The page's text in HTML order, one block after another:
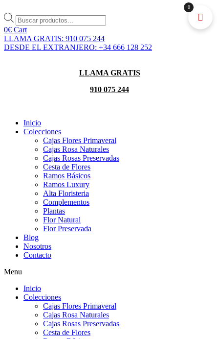
al
contenido
Búsqueda
de
productos
0€ Cart
LLAMA GRATIS: 910 075 244
DESDE EL EXTRANJERO: +34 666 128 252
LLAMA GRATIS
910 075 244
Inicio
Colecciones
Cajas Flores Primaveral
Cajas Rosa Naturales
Cajas Rosas Preservadas
Cesta de Flores
Ramos Básicos
Ramos Luxury
Alta Floristeria
Complementos
Plantas
Flor Natural
Flor Preservada
Blog
Nosotros
Contacto
Menu
Inicio
Colecciones
Cajas Flores Primaveral
Cajas Rosa Naturales
Cajas Rosas Preservadas
Cesta de Flores
0